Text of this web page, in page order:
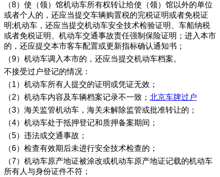
（8）使（领）馆机动车所有权转让给使（领）馆以外的单位
或者个人的，还应当提交车辆购置税的完税证明或者免税证
明;机动车，还应当提交机动车安全技术检验证明、车船纳税
或者免税证明、机动车交通事故责任强制保险证明；进入本市
的，还应提交本市客车配置或更新指标确认通知书；
（9）机动车调入本市的，还应当提交机动车档案。
不接受过户登记的情况：
（1）机动车所有人提交的证明或凭证无效；
（2）机动车内容及车辆档案记录不一致； 北京车牌过户
（3）海关监管机动车，海关未解除监管或批准转让的；
（4）机动车处于抵押登记和质押备案期间；
（5）违法或交通事故；
（6）检查有效期后未进行安全技术检查的；
（7）机动车原产地证被涂改或机动车原产地证记载的机动车
所有人与身份证件不符；